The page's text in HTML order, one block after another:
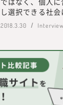
し選択できる社会
2018.3.30 Interview